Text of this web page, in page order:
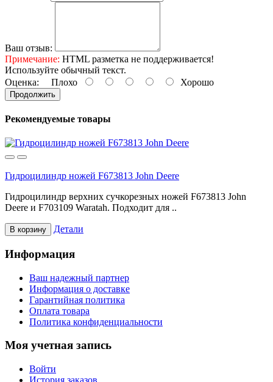
Ваш отзыв:
Примечание: HTML разметка не поддерживается!
Используйте обычный текст.
Оценка: Плохо Хорошо
Продолжить
Рекомендуемые товары
Гидроцилиндр ножей F673813 John Deere
Гидроцилиндр верхних сучкорезных ножей F673813 John
Deere и F703109 Waratah. Подходит для ..
В корзину Детали
Информация
Ваш надежный партнер
Информация о доставке
Гарантийная политика
Оплата товара
Политика конфиденциальности
Моя учетная запись
Войти